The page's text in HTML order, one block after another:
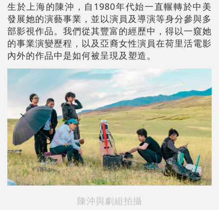
生於上海的陳沖，自1980年代始一直輾轉於中美
發展她的演藝事業，並以演員及導演等身分參與多
部影視作品。我們從其豐富的經歷中，得以一窺她
的事業演變歷程，以及亞裔女性演員在荷里活電影
內外的作品中是如何被呈現及塑造。
陳沖與劇組拍攝